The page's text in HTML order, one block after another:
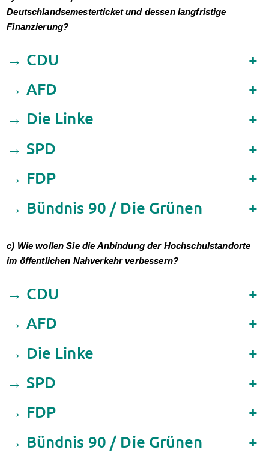
Chatberatung
FAQs Soziales & Beratung
AnsprechpartnerInnen
Beratung für Internationals
IKUS und InterKultiTreff
KreativWorkshops
AnsprechpartnerInnen
Kita CampusKids
Randzeitenbetreuung
Anmeldung
AnsprechpartnerInnen
Über uns
Infopoints & Beratungscenter
Beratungstermine im Überblick
Unsere Organisation
Verwaltungsrat
Personalrat
Lageplan
Dokumente
Stellenangebote
AnsprechpartnerInnen
Impressum
Deutschlandsemesterticket und dessen langfristige
Finanzierung?
→ CDU
+
→ AFD
+
→ Die Linke
+
→ SPD
+
→ FDP
+
→ Bündnis 90 / Die Grünen
+
c) Wie wollen Sie die Anbindung der Hochschulstandorte
im öffentlichen Nahverkehr verbessern?
→ CDU
+
→ AFD
+
→ Die Linke
+
→ SPD
+
→ FDP
+
→ Bündnis 90 / Die Grünen
+